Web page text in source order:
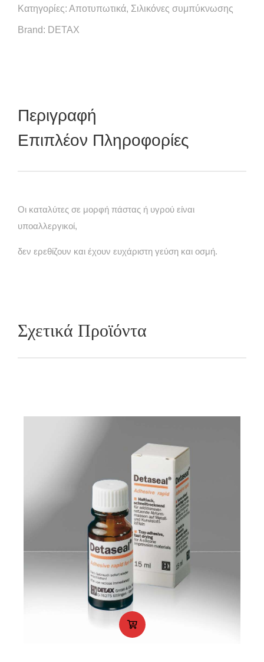
Κατηγορίες: Αποτυπωτικά, Σιλικόνες συμπύκνωσης
Brand: DETAX
Περιγραφή
Επιπλέον Πληροφορίες
Οι καταλύτες σε μορφή πάστας ή υγρού είναι
υποαλλεργικοί,
δεν ερεθίζουν και έχουν ευχάριστη γεύση και οσμή.
Σχετικά Προϊόντα